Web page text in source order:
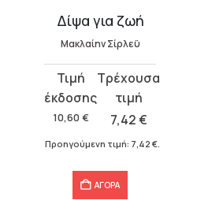
Δίψα για ζωή
Μακλαίην Σίρλεϋ
10,60 €
Original
price
was:
10,60 €.
7,42€
τρέχουσα
τιμή
είναι:
Προηγούμενη τιμή: 7,42 €.
ΑΓΟΡΑ